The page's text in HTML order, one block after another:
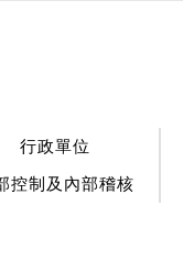
行政單位
控制及內部稽核